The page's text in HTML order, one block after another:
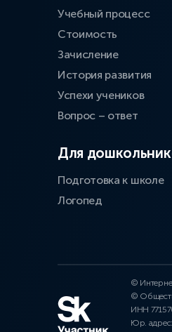
Учебный процесс
Стоимость
Зачисление
История развития
Успехи учеников
Вопрос – ответ
Для
Подготовка к школе
Логопед
©
©
ИНН
Юр. адрес: